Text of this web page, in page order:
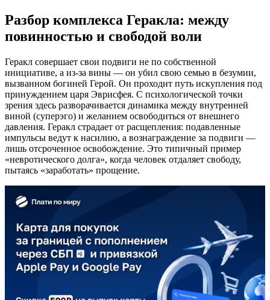
Разбор комплекса Геракла: между
повинностью и свободой воли
Геракл совершает свои подвиги не по собственной
инициативе, а из-за вины — он убил свою семью в безумии,
вызванном богиней Герой. Он проходит путь искупления под
принуждением царя Эврисфея. С психологической точки
зрения здесь разворачивается динамика между внутренней
виной (суперэго) и желанием освободиться от внешнего
давления. Геракл страдает от расщепления: подавленные
импульсы ведут к насилию, а вознаграждение за подвиги —
лишь отсроченное освобождение. Это типичный пример
«невротического долга», когда человек отдаляет свободу,
пытаясь «заработать» прощение.